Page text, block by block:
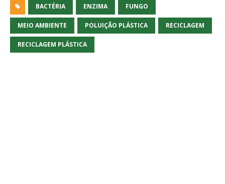
BACTÉRIA ENZIMA FUNGO
MEIO AMBIENTE POLUIÇÃO PLÁSTICA RECICLAGEM
RECICLAGEM PLÁSTICA